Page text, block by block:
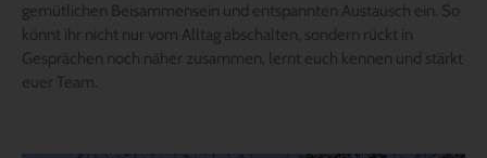
gemütlichen Beisammensein und entspannten Austausch ein. So
könnt ihr nicht nur vom Alltag abschalten, sondern rückt in
Gesprächen noch näher zusammen, lernt euch kennen und stärkt
euer Team.